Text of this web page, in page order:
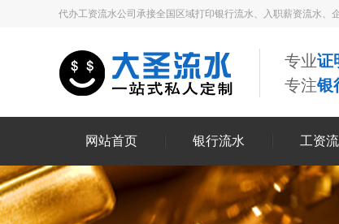
代办工资流水公司承接全国区域打印银行流水、入职薪资流水、
专业证
专注银
网站首页 银行流水 工资